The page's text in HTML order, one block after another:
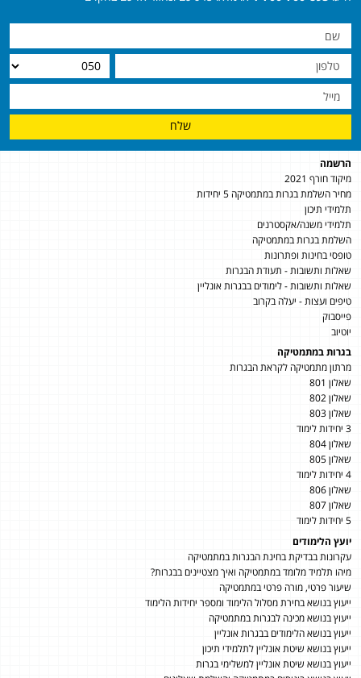
שלח
הרשמה
מיקוד חורף 2021
מחיר השלמת בגרות במתמטיקה 5 יחידות
תלמידי תיכון
תלמידי משנה/אקסטרנים
השלמת בגרות במתמטיקה
טופסי בחינות ופתרונות
שאלות ותשובות - תעודת הבגרות
שאלות ותשובות - לימודים בבגרות אונליין
טיפים ועצות - יעלה בקרוב
פייסבוק
יוטיוב
בגרות במתמטיקה
מרתון מתמטיקה לקראת הבגרות
שאלון 801
שאלון 802
שאלון 803
3 יחידות לימוד
שאלון 804
שאלון 805
4 יחידות לימוד
שאלון 806
שאלון 807
5 יחידות לימוד
יועץ הלימודים
עקרונות בבדיקת בחינת הבגרות במתמטיקה
מיהו תלמיד מלומד במתמטיקה ואיך מצטיינים בבגרות?
שיעור פרטי, מורה פרטי במתמטיקה
ייעוץ בנושא בחירת מסלול הלימוד ומספר יחידות הלימוד
ייעוץ בנושא מכינה לבגרות במתמטיקה
ייעוץ בנושא הלימודים בבגרות אונליין
ייעוץ בנושא שיטת אונליין לתלמידי תיכון
ייעוץ בנושא שיטת אונליין למשלימי בגרות